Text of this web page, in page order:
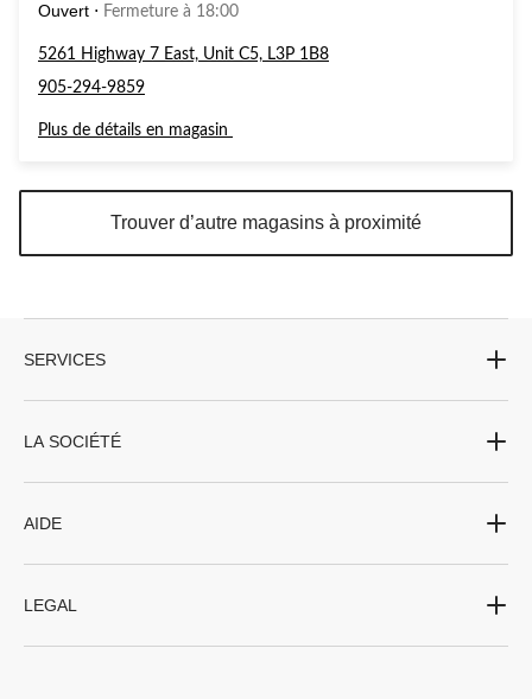
Ouvert ⋅ Fermeture à 18:00
5261 Highway 7 East, Unit C5, L3P 1B8
905-294-9859
Plus de détails en magasin
Trouver d’autre magasins à proximité
SERVICES
LA SOCIÉTÉ
AIDE
LEGAL